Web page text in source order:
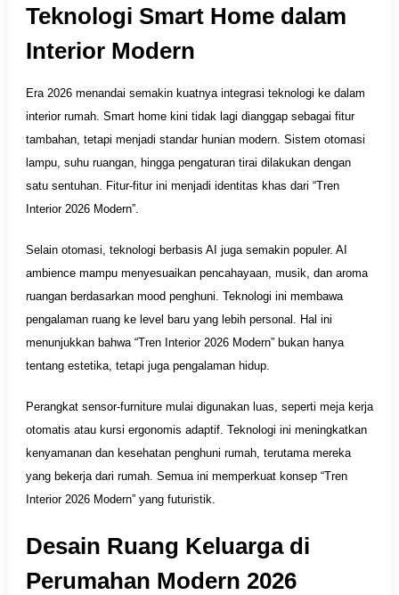
Teknologi Smart Home dalam
Interior Modern
Era 2026 menandai semakin kuatnya integrasi teknologi ke dalam
interior rumah. Smart home kini tidak lagi dianggap sebagai fitur
tambahan, tetapi menjadi standar hunian modern. Sistem otomasi
lampu, suhu ruangan, hingga pengaturan tirai dilakukan dengan
satu sentuhan. Fitur-fitur ini menjadi identitas khas dari “Tren
Interior 2026 Modern”.
Selain otomasi, teknologi berbasis AI juga semakin populer. AI
ambience mampu menyesuaikan pencahayaan, musik, dan aroma
ruangan berdasarkan mood penghuni. Teknologi ini membawa
pengalaman ruang ke level baru yang lebih personal. Hal ini
menunjukkan bahwa “Tren Interior 2026 Modern” bukan hanya
tentang estetika, tetapi juga pengalaman hidup.
Perangkat sensor-furniture mulai digunakan luas, seperti meja kerja
otomatis atau kursi ergonomis adaptif. Teknologi ini meningkatkan
kenyamanan dan kesehatan penghuni rumah, terutama mereka
yang bekerja dari rumah. Semua ini memperkuat konsep “Tren
Interior 2026 Modern” yang futuristik.
Desain Ruang Keluarga di
Perumahan Modern 2026